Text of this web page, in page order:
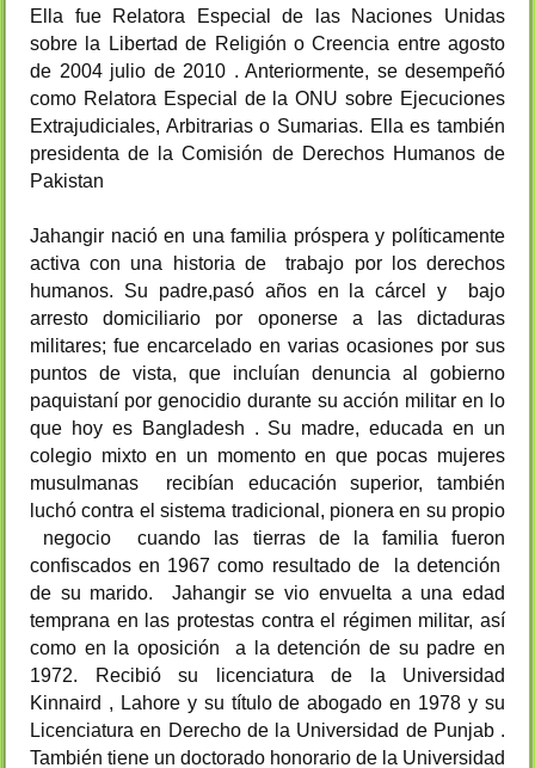
Ella fue Relatora Especial de las Naciones Unidas
sobre la Libertad de Religión o Creencia entre agosto
de 2004 julio de 2010 . Anteriormente, se desempeñó
como Relatora Especial de la ONU sobre Ejecuciones
Extrajudiciales, Arbitrarias o Sumarias. Ella es también
presidenta de la Comisión de Derechos Humanos de
Pakistan
Jahangir nació en una familia próspera y políticamente
activa con una historia de trabajo por los derechos
humanos. Su padre,pasó años en la cárcel y bajo
arresto domiciliario por oponerse a las dictaduras
militares; fue encarcelado en varias ocasiones por sus
puntos de vista, que incluían denuncia al gobierno
paquistaní por genocidio durante su acción militar en lo
que hoy es Bangladesh . Su madre, educada en un
colegio mixto en un momento en que pocas mujeres
musulmanas recibían educación superior, también
luchó contra el sistema tradicional, pionera en su propio
negocio cuando las tierras de la familia fueron
confiscados en 1967 como resultado de la detención
de su marido. Jahangir se vio envuelta a una edad
temprana en las protestas contra el régimen militar, así
como en la oposición a la detención de su padre en
1972. Recibió su licenciatura de la Universidad
Kinnaird , Lahore y su título de abogado en 1978 y su
Licenciatura en Derecho de la Universidad de Punjab .
También tiene un doctorado honorario de la Universidad